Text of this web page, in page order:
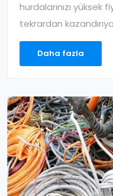
hurdalarınızı
tekrardan
Daha fazla